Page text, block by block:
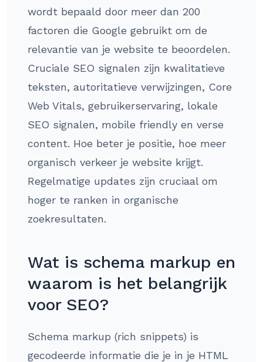
wordt bepaald door meer dan 200
factoren die Google gebruikt om de
relevantie van je website te beoordelen.
Cruciale SEO signalen zijn kwalitatieve
teksten, autoritatieve verwijzingen, Core
Web Vitals, gebruikerservaring, lokale
SEO signalen, mobile friendly en verse
content. Hoe beter je positie, hoe meer
organisch verkeer je website krijgt.
Regelmatige updates zijn cruciaal om
hoger te ranken in organische
zoekresultaten.
Wat is schema markup en
waarom is het belangrijk
voor SEO?
Schema markup (rich snippets) is
gecodeerde informatie die je in je HTML